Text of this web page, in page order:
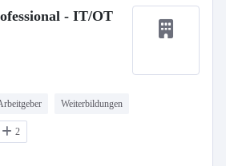
- IT/OT
Weiterbildungen
2